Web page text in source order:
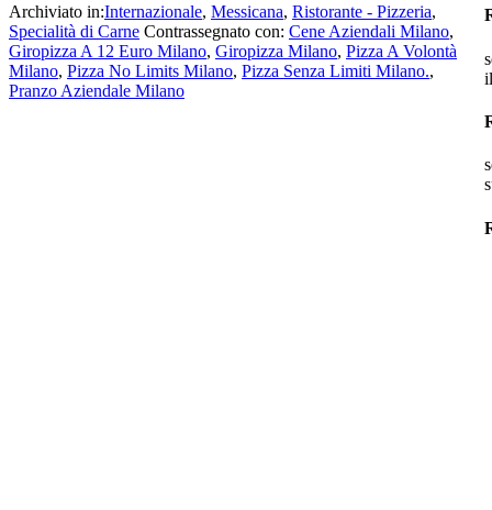
Archiviato in:Internazionale, Messicana, Ristorante - Pizzeria,
Specialità di Carne Contrassegnato con: Cene Aziendali Milano,
Giropizza A 12 Euro Milano, Giropizza Milano, Pizza A Volontà
Milano, Pizza No Limits Milano, Pizza Senza Limiti Milano.,
Pranzo Aziendale Milano